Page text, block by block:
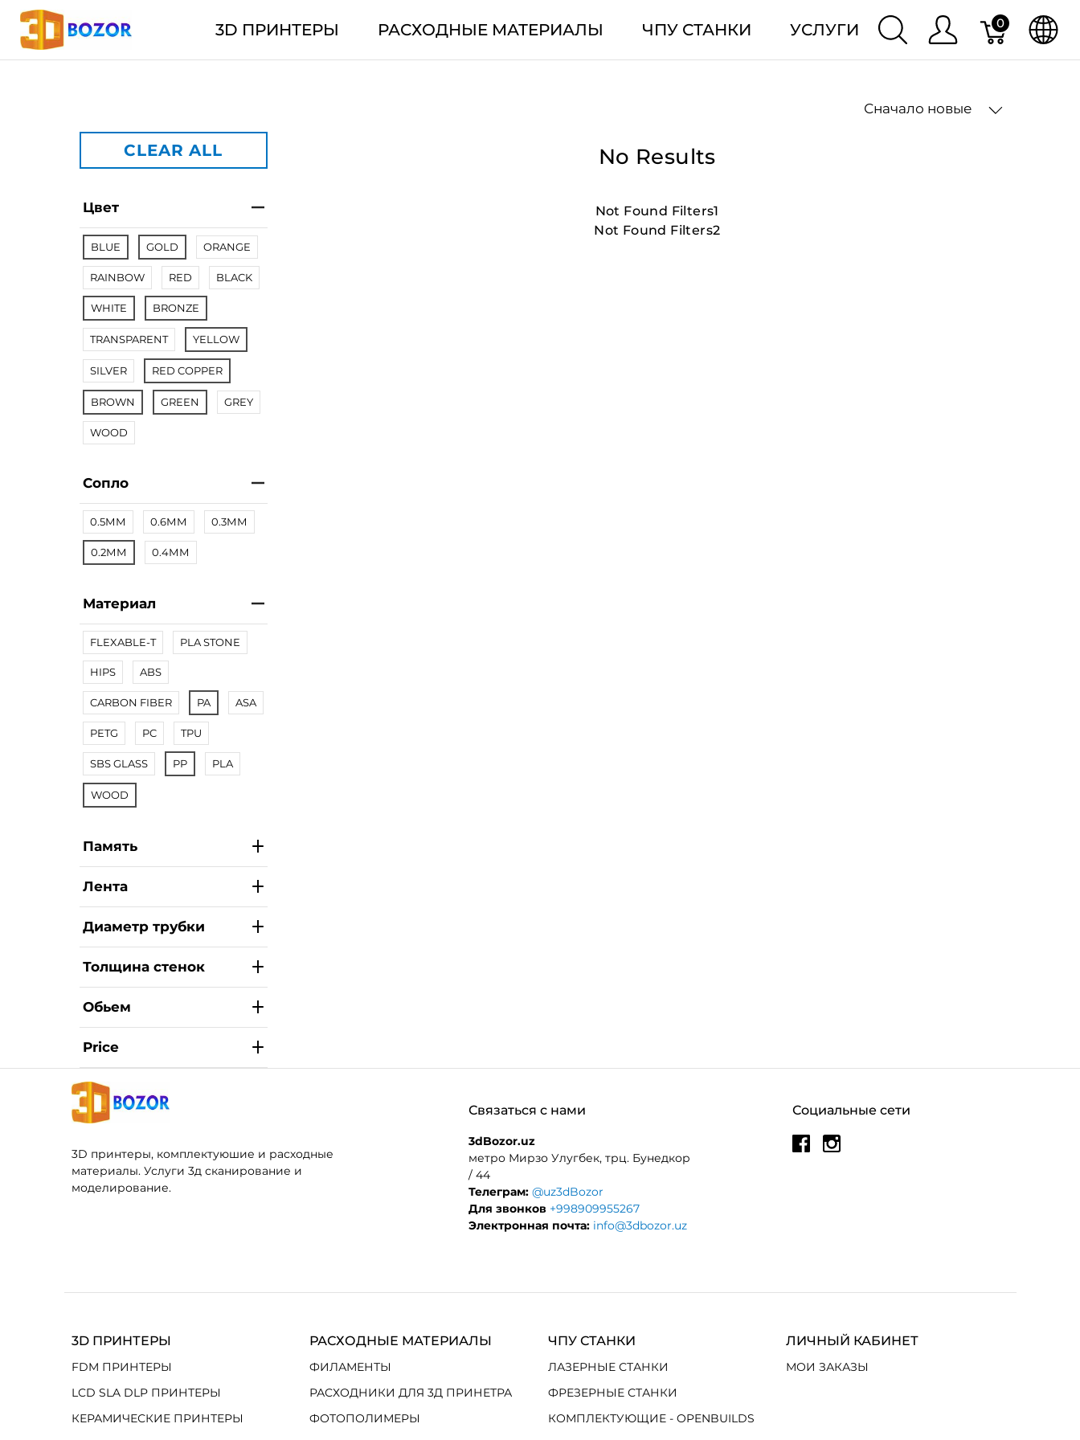
3D ПРИНТЕРЫ РАСХОДНЫЕ МАТЕРИАЛЫ ЧПУ СТАНКИ УСЛУГИ 0
Сначало новые
CLEAR ALL
Цвет
BLUE GOLD ORANGE
RAINBOW RED BLACK
WHITE BRONZE
TRANSPARENT YELLOW
SILVER RED COPPER
BROWN GREEN GREY
WOOD
Сопло
0.5ММ 0.6ММ 0.3ММ
0.2ММ 0.4ММ
Материал
FLEXABLE-T PLA STONE
HIPS ABS
CARBON FIBER PA ASA
PETG PC TPU
SBS GLASS PP PLA
WOOD
Память
Лента
Диаметр трубки
Толщина стенок
Обьем
Price
No Results
Not Found Filters1
Not Found Filters2
3D принтеры, комплектуюшие и расходные
материалы. Услуги 3д сканирование и
моделирование.
Социальные сети
Связаться с нами
3dBozor.uz
метро Мирзо Улугбек, трц. Бунедкор
/ 44
Телеграм: @uz3dBozor
Для звонков +998909955267
Электронная почта: info@3dbozor.uz
3D ПРИНТЕРЫ
FDM ПРИНТЕРЫ
LCD SLA DLP ПРИНТЕРЫ
КЕРАМИЧЕСКИЕ ПРИНТЕРЫ
РАСХОДНЫЕ МАТЕРИАЛЫ
ФИЛАМЕНТЫ
РАСХОДНИКИ ДЛЯ 3Д ПРИНЕТРА
ФОТОПОЛИМЕРЫ
ЧПУ СТАНКИ
ЛАЗЕРНЫЕ СТАНКИ
ФРЕЗЕРНЫЕ СТАНКИ
КОМПЛЕКТУЮЩИЕ - OPENBUILDS
ЛИЧНЫЙ КАБИНЕТ
МОИ ЗАКАЗЫ